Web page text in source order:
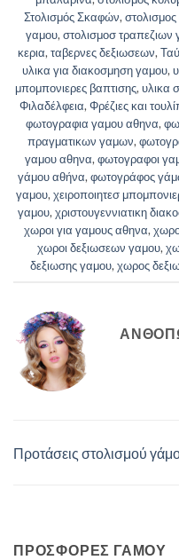
Στολισμός Σκαφών,στολισμος
γαμου,στολισμοσ τραπεζιων
κερια,ταβερνες δεξιωσεων,
υλικα για διακοσμηση γαμου,
μπομπονιερες βαπτισης,υλικα
Φιλαδέλφεια,Φρέζιες και
φωτογραφια γαμου αθηνα,
πραγματικων γαμων,
γαμου αθηνα,φωτογραφοι
γάμου αθήνα,φωτογράφος
γαμου,χειροποιητεσ
γαμου,χριστουγεννιατικη
χωροι για γαμους αθηνα,
χωροι δεξιωσεων γαμου,
δεξιωσης γαμου,χωρος
Προτάσεις στολισμού
ΠΡΟΣΦΟΡΈΣ ΓΆΜΟΥ